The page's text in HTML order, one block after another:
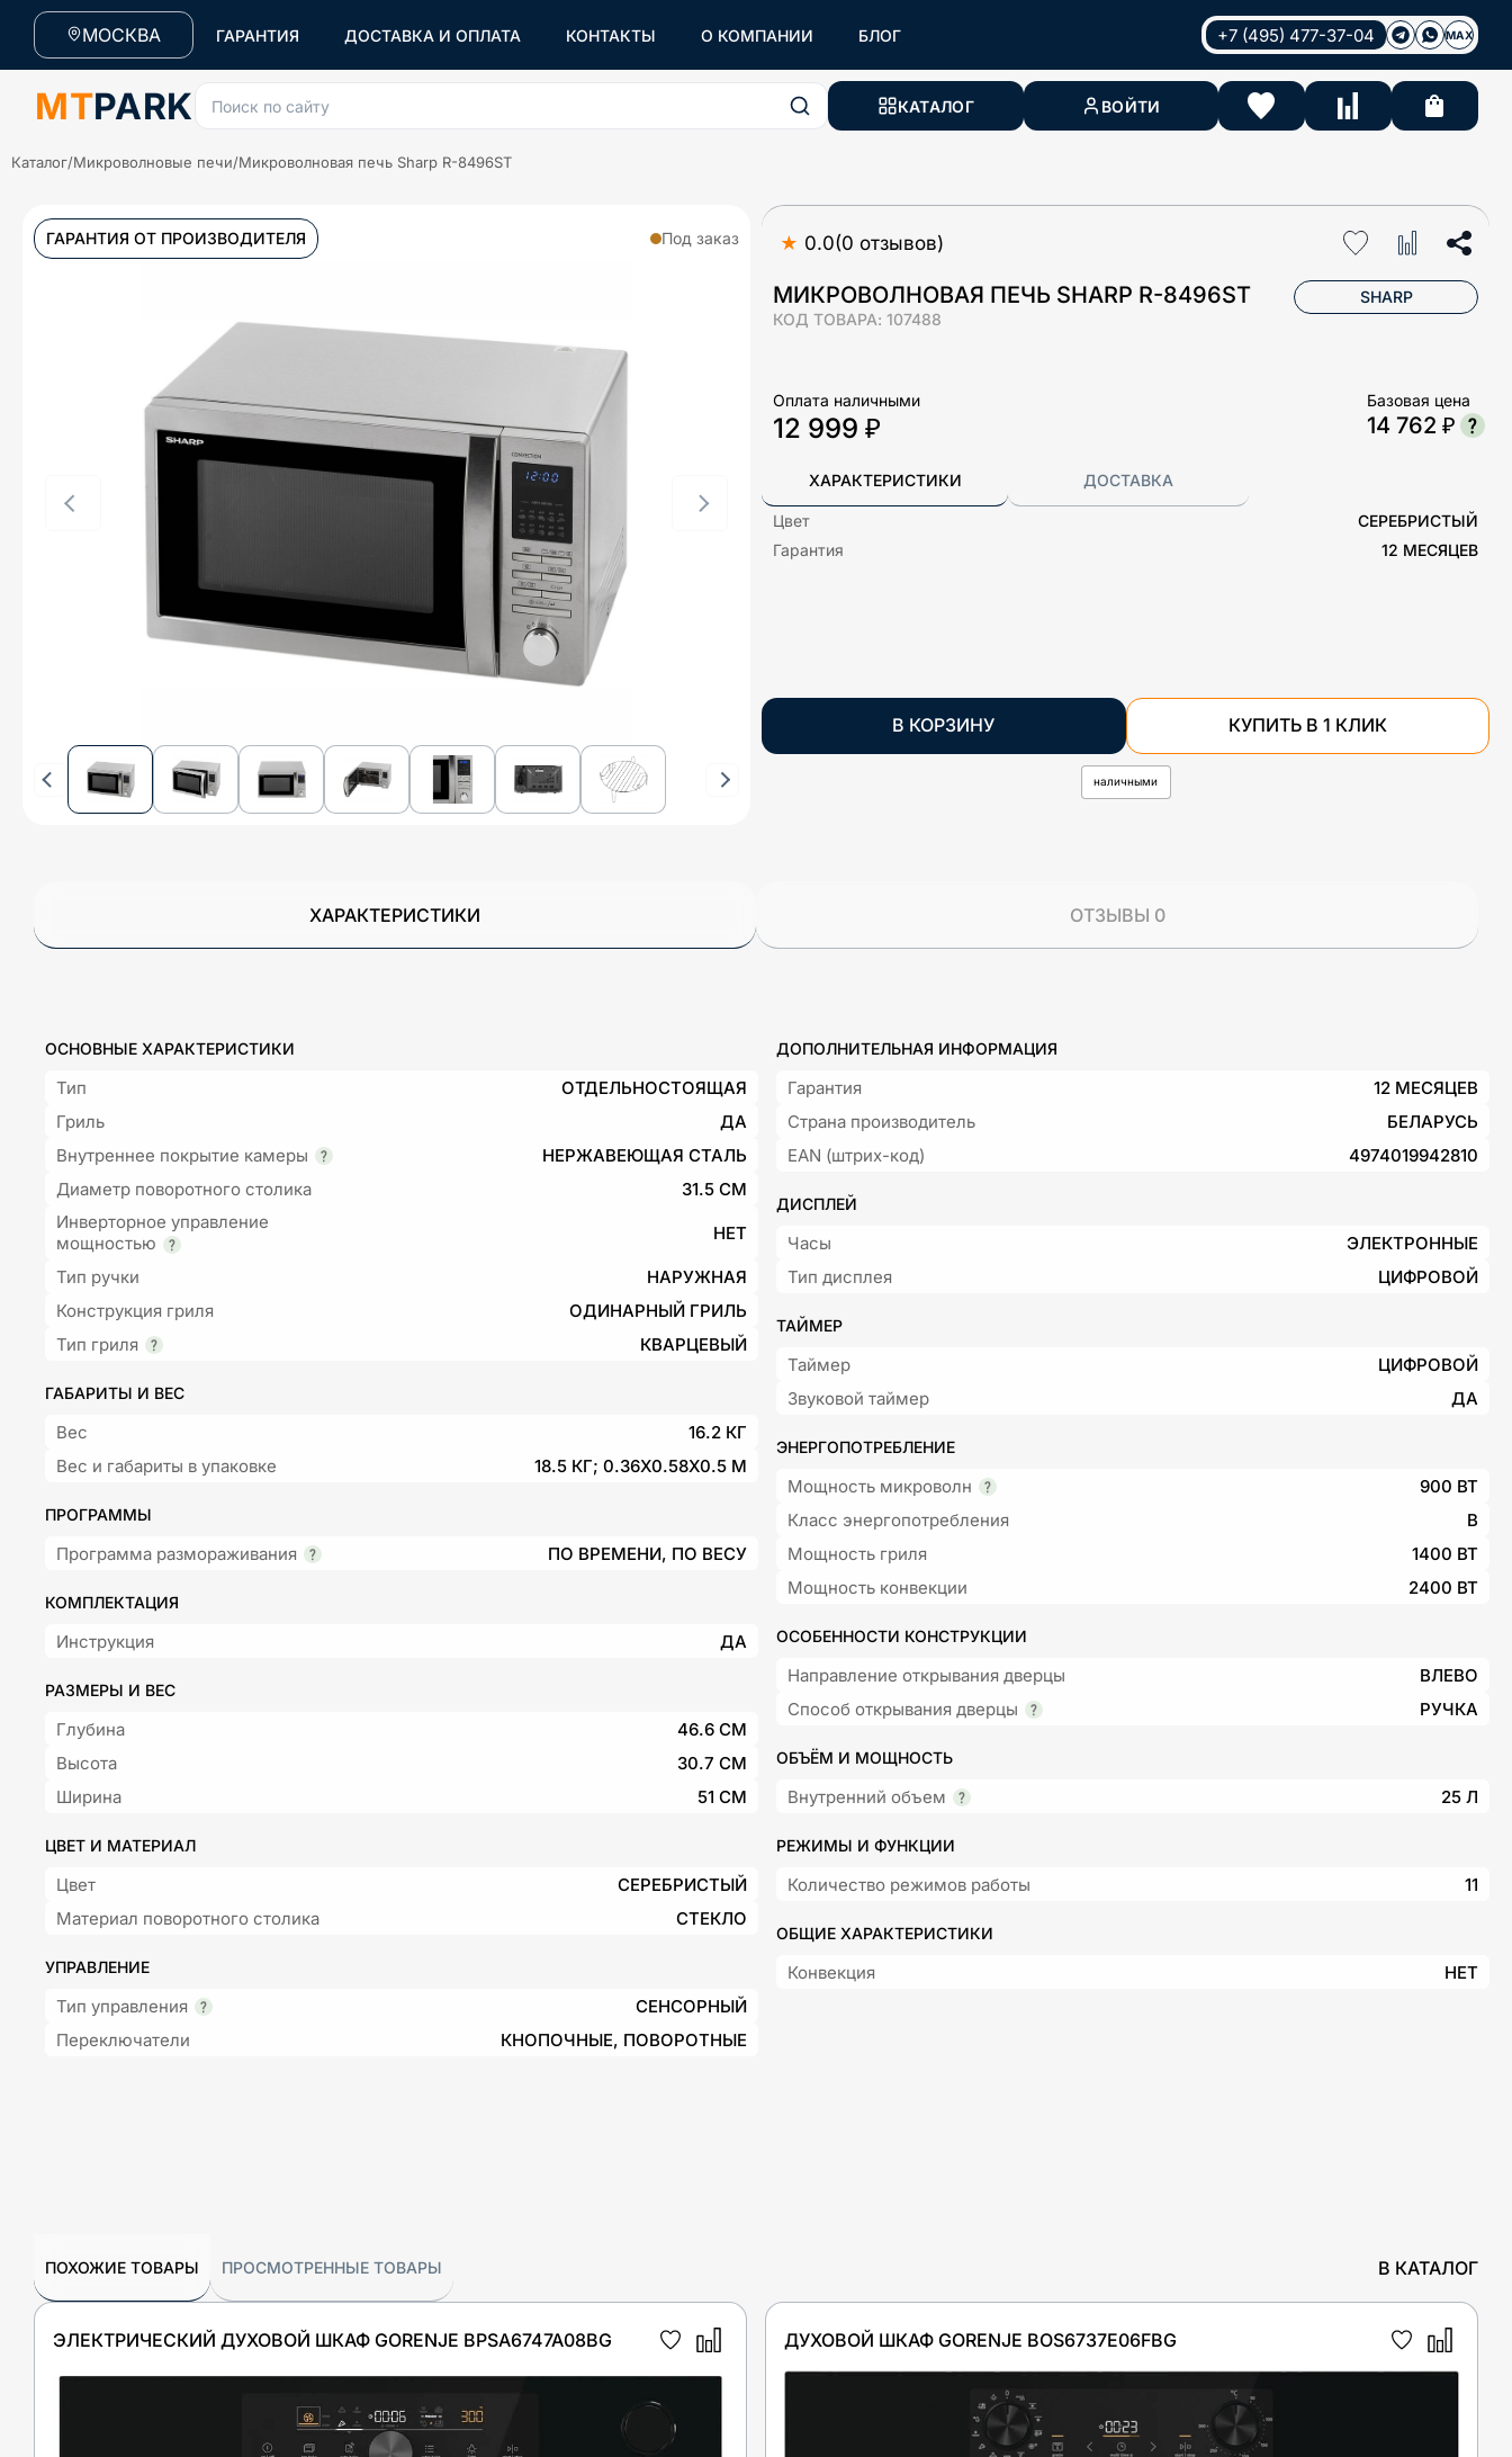
МОСКВА ГАРАНТИЯ ДОСТАВКА И ОПЛАТА КОНТАКТЫ О КОМПАНИИ БЛОГ +7 (495) 477-37-04 MAX
MTPARK Поиск по сайту КАТАЛОГ ВОЙТИ
Каталог/Микроволновые печи/Микроволновая печь Sharp R-8496ST
★ 0.0(0 отзывов)
МИКРОВОЛНОВАЯ ПЕЧЬ SHARP R-8496ST
КОД ТОВАРА: 107488
SHARP
ГАРАНТИЯ ОТ ПРОИЗВОДИТЕЛЯ Под заказ
Оплата наличными
12 999 ₽
Базовая цена
14 762 ₽
ХАРАКТЕРИСТИКИ ДОСТАВКА
Цвет
СЕРЕБРИСТЫЙ
Гарантия
12 МЕСЯЦЕВ
В КОРЗИНУ КУПИТЬ В 1 КЛИК
наличными
ХАРАКТЕРИСТИКИ ОТЗЫВЫ 0
ОСНОВНЫЕ ХАРАКТЕРИСТИКИ
Тип
ОТДЕЛЬНОСТОЯЩАЯ
Гриль
ДА
Внутреннее покрытие камеры
НЕРЖАВЕЮЩАЯ СТАЛЬ
Диаметр поворотного столика
31.5 СМ
Инверторное управление
мощностью
НЕТ
Тип ручки
НАРУЖНАЯ
Конструкция гриля
ОДИНАРНЫЙ ГРИЛЬ
Тип гриля
КВАРЦЕВЫЙ
ГАБАРИТЫ И ВЕС
Вес
16.2 КГ
Вес и габариты в упаковке
18.5 КГ; 0.36X0.58X0.5 М
ПРОГРАММЫ
Программа размораживания ПО ВРЕМЕНИ, ПО ВЕСУ
КОМПЛЕКТАЦИЯ
Инструкция ДА
РАЗМЕРЫ И ВЕС
Глубина
46.6 СМ
Высота
30.7 СМ
Ширина
51 СМ
ЦВЕТ И МАТЕРИАЛ
Цвет
СЕРЕБРИСТЫЙ
Материал поворотного столика
СТЕКЛО
УПРАВЛЕНИЕ
Тип управления
СЕНСОРНЫЙ
Переключатели
КНОПОЧНЫЕ, ПОВОРОТНЫЕ
ДОПОЛНИТЕЛЬНАЯ ИНФОРМАЦИЯ
Гарантия
12 МЕСЯЦЕВ
Страна производитель
БЕЛАРУСЬ
EAN (штрих-код)
4974019942810
ДИСПЛЕЙ
Часы
ЭЛЕКТРОННЫЕ
Тип дисплея
ЦИФРОВОЙ
ТАЙМЕР
Таймер
ЦИФРОВОЙ
Звуковой таймер
ДА
ЭНЕРГОПОТРЕБЛЕНИЕ
Мощность микроволн
900 ВТ
Класс энергопотребления
B
Мощность гриля
1400 ВТ
Мощность конвекции
2400 ВТ
ОСОБЕННОСТИ КОНСТРУКЦИИ
Направление открывания дверцы
ВЛЕВО
Способ открывания дверцы
РУЧКА
ОБЪЁМ И МОЩНОСТЬ
Внутренний объем 25 Л
РЕЖИМЫ И ФУНКЦИИ
Количество режимов работы 11
ОБЩИЕ ХАРАКТЕРИСТИКИ
Конвекция НЕТ
ПОХОЖИЕ ТОВАРЫ ПРОСМОТРЕННЫЕ ТОВАРЫ В КАТАЛОГ
ЭЛЕКТРИЧЕСКИЙ ДУХОВОЙ ШКАФ GORENJE BPSA6747A08BG ДУХОВОЙ ШКАФ GORENJE BOS6737E06FBG